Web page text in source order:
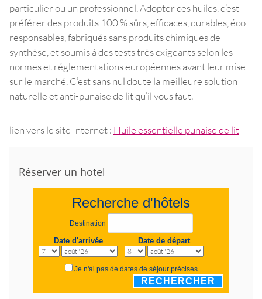
particulier ou un professionnel. Adopter ces huiles, c’est
préférer des produits 100 % sûrs, efficaces, durables, éco-
responsables, fabriqués sans produits chimiques de
synthèse, et soumis à des tests très exigeants selon les
normes et réglementations européennes avant leur mise
sur le marché. C’est sans nul doute la meilleure solution
naturelle et anti-punaise de lit qu’il vous faut.
lien vers le site Internet : Huile essentielle punaise de lit
Réserver un hotel
Recherche d'hôtels
Destination
Date d'arrivée Date de départ
Je n'ai pas de dates de séjour précises
RECHERCHER